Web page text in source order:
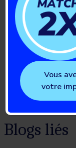
nonsevere
surveillance
registry:
characteristics.
(2022): 813-82.
https://
Blogs liés
Vous
votre